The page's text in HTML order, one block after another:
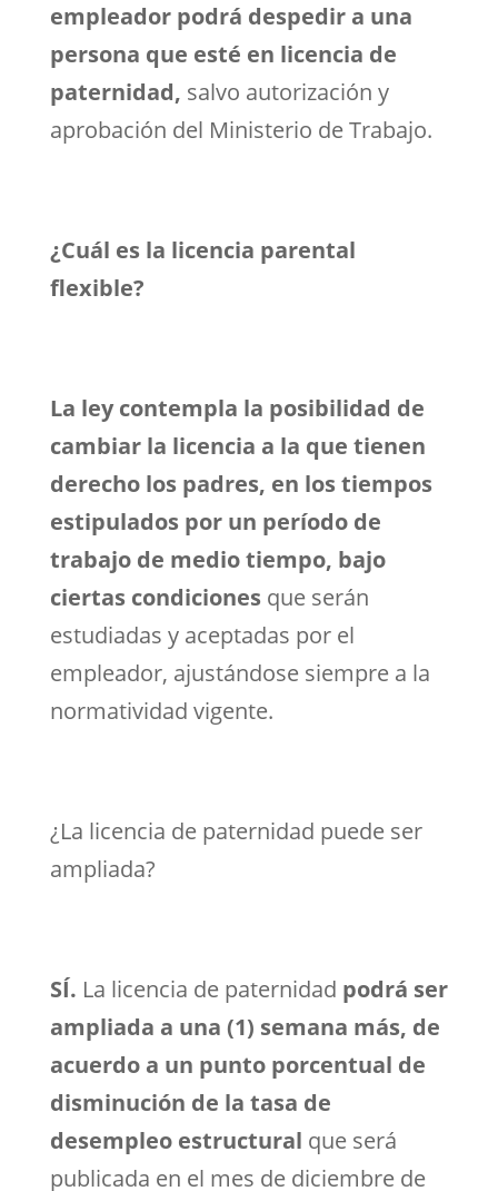
empleador podrá despedir a una
persona que esté en licencia de
paternidad, salvo autorización y
aprobación del Ministerio de Trabajo.
¿Cuál es la licencia parental
flexible?
La ley contempla la posibilidad de
cambiar la licencia a la que tienen
derecho los padres, en los tiempos
estipulados por un período de
trabajo de medio tiempo, bajo
ciertas condicionesque serán
estudiadas y aceptadas por el
empleador, ajustándose siempre a la
normatividad vigente.
¿La licencia de paternidad puede ser
ampliada?
SÍ. La licencia de paternidad podrá ser
ampliada a una (1) semana más, de
acuerdo a un punto porcentual de
disminución de la tasa de
desempleo estructural que será
publicada en el mes de diciembre de